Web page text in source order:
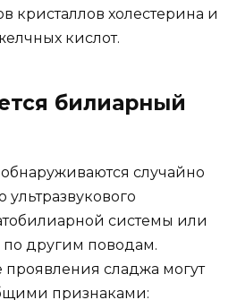
кристаллов холестерина и
кислот.
билиарный
случайно
ультразвукового
системы или
другим поводам.
сладжа могут
признаками: